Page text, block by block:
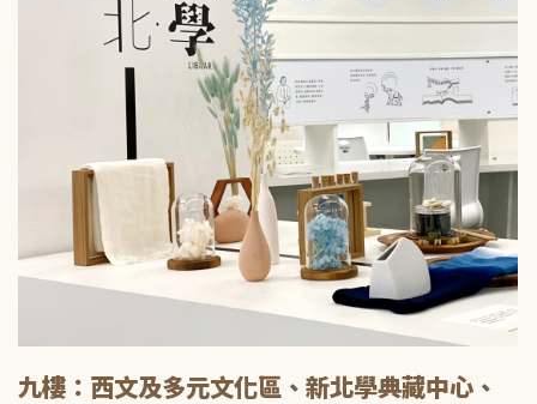
九樓：西文及多元文化區、新北學典藏中心、